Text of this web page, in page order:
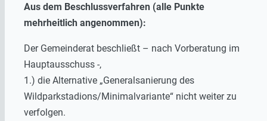
Aus dem Beschlussverfahren (alle Punkte
mehrheitlich angenommen):
Der Gemeinderat beschließt – nach Vorberatung im
Hauptausschuss -,
1.) die Alternative „Generalsanierung des
Wildparkstadions/Minimalvariante“ nicht weiter zu
verfolgen.